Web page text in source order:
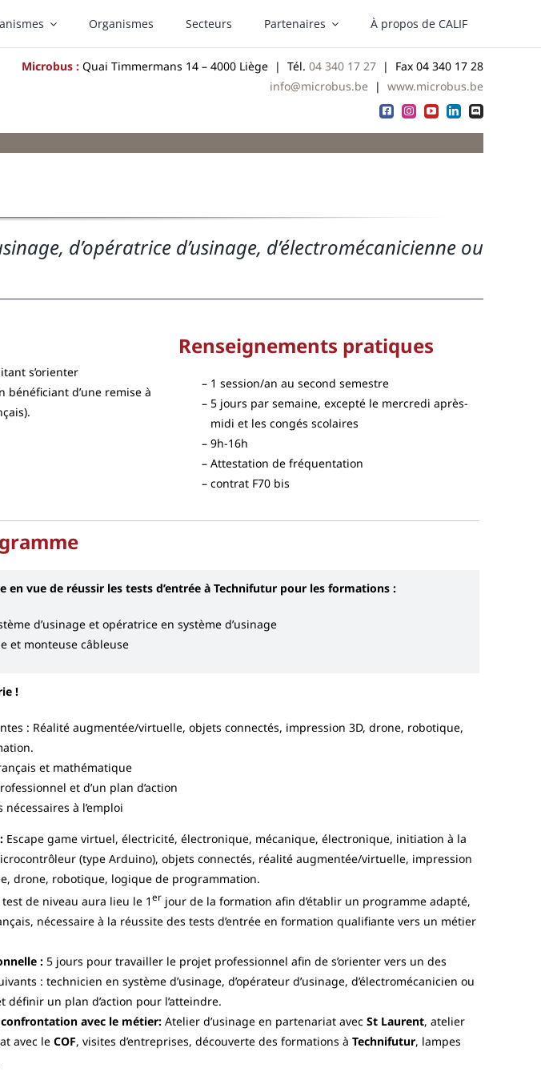
Organismes Secteurs Partenaires À propos de CALIF
Microbus : Quai Timmermans 14 – 4000 Liège | Tél.04 340 17 27 | Fax 04 340 17 28
info@microbus.be |www.microbus.be
d’opératrice d’usinage, d’électromécanicienne ou
s’orienter
d’une remise à
Renseignements pratiques
1 session/an au second semestre
5 jours par semaine, excepté le mercredi après-
midi et les congés scolaires
9h-16h
Attestation de fréquentation
contrat F70 bis
en vue de réussir les tests d’entrée à Technifutur pour les formations :
d’usinage et opératrice en système d’usinage
et monteuse câbleuse
!
: Réalité augmentée/virtuelle, objets connectés, impression 3D, drone, robotique,
et mathématique
et d’un plan d’action
à l’emploi
Escape game virtuel, électricité, électronique, mécanique, électronique, initiation à la
(type Arduino), objets connectés, réalité augmentée/virtuelle, impression
drone, robotique, logique de programmation.
test de niveau aura lieu le 1 er jour de la formation afin d’établir un programme adapté,
nécessaire à la réussite des tests d’entrée en formation qualifiante vers un métier
: 5 jours pour travailler le projet professionnel afin de s’orienter vers un des
: technicien en système d’usinage, d’opérateur d’usinage, d’électromécanicien ou
définir un plan d’action pour l’atteindre.
avec le métier: Atelier d’usinage en partenariat avec St Laurent, atelier
avec le COF, visites d’entreprises, découverte des formations à Technifutur, lampes